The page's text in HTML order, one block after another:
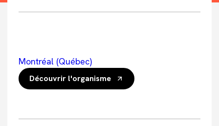
Montréal (Québec)
Découvrir l'organisme